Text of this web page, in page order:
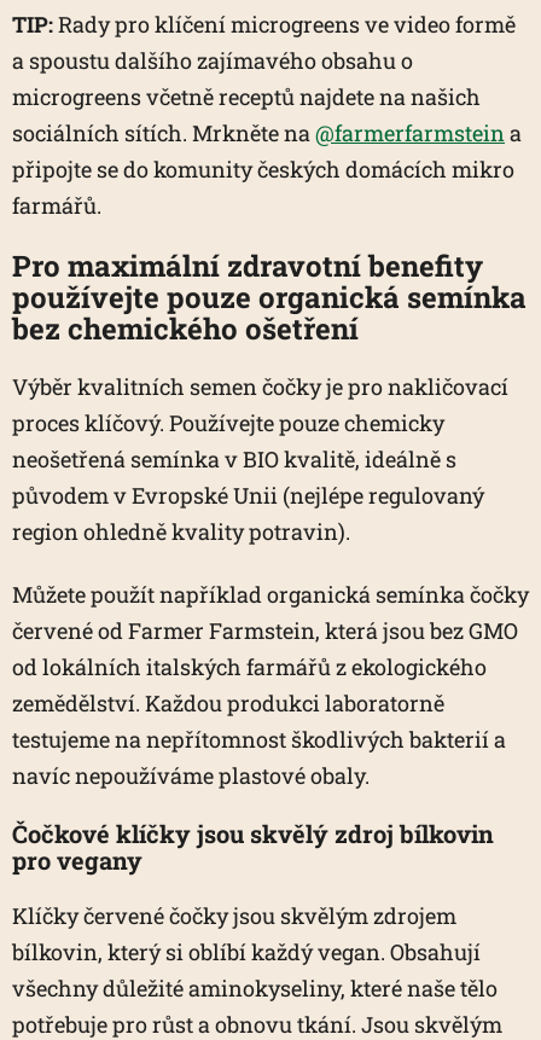
TIP:Rady pro klíčení microgreens ve video formě
a spoustu dalšího zajímavého obsahu o
microgreens včetně receptů najdete na našich
sociálních sítích. Mrkněte na@farmerfarmsteina
připojte se do komunity českých domácích mikro
farmářů.
Pro maximální zdravotní benefity
používejte pouze organická semínka
bez chemického ošetření
Výběr kvalitních semen čočky je pro nakličovací
proces klíčový. Používejte pouze chemicky
neošetřená semínka v BIO kvalitě, ideálně s
původem v Evropské Unii (nejlépe regulovaný
region ohledně kvality potravin).
Můžete použít například organická semínka čočky
červené od Farmer Farmstein, která jsou bez GMO
od lokálních italských farmářů z ekologického
zemědělství. Každou produkci laboratorně
testujeme na nepřítomnost škodlivých bakterií a
navíc nepoužíváme plastové obaly.
Čočkové klíčky jsou skvělý zdroj bílkovin
pro vegany
Klíčky červené čočky jsou skvělým zdrojem
bílkovin, který si oblíbí každý vegan. Obsahují
všechny důležité aminokyseliny, které naše tělo
potřebuje pro růst a obnovu tkání. Jsou skvělým